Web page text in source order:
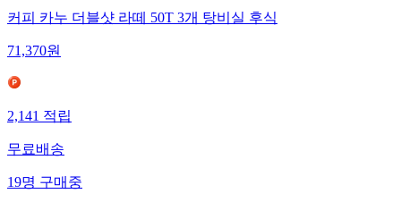
커피 카누 더블샷 라떼 50T 3개 탕비실 후식
71,370원
2,141적립
무료배송
19명구매중